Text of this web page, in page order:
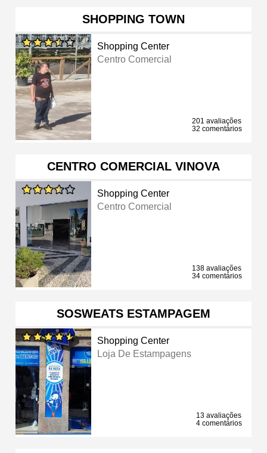
SHOPPING TOWN
Shopping Center
Centro Comercial
201 avaliações
32 comentários
CENTRO COMERCIAL VINOVA
Shopping Center
Centro Comercial
138 avaliações
34 comentários
SOSWEATS ESTAMPAGEM
Shopping Center
Loja De Estampagens
13 avaliações
4 comentários